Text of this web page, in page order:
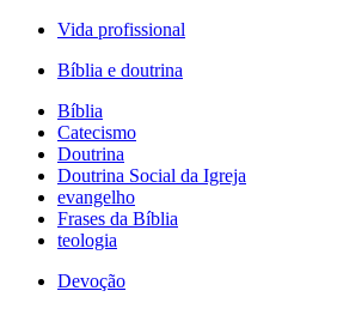
Vida profissional
Bíblia e doutrina
Bíblia
Catecismo
Doutrina
Doutrina Social da Igreja
evangelho
Frases da Bíblia
teologia
Devoção